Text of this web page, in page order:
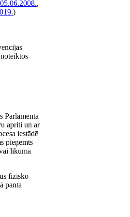
05.06.2008.,
)
Parlamenta
apriti un ar
iestādē
pieņemts
likumā
fizisko
panta